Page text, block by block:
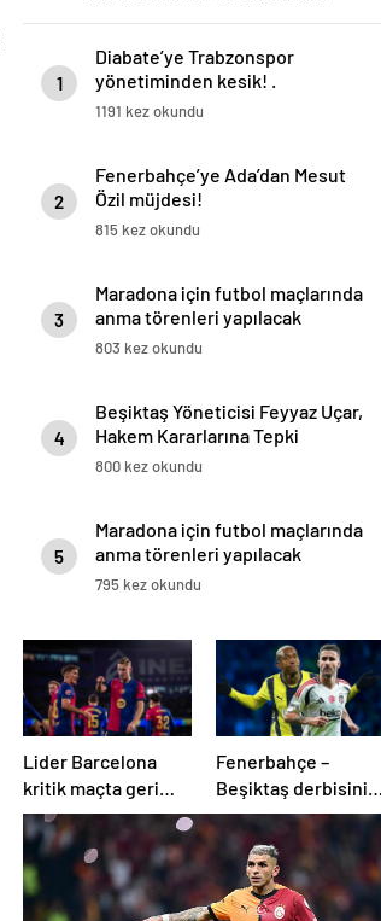
1
Diabate’ye Trabzonspor
yönetiminden kesik! .
1191 kez okundu
2
Fenerbahçe’ye Ada’dan Mesut
Özil müjdesi!
815 kez okundu
3
Maradona için futbol maçlarında
anma törenleri yapılacak
803 kez okundu
4
Beşiktaş Yöneticisi Feyyaz Uçar,
Hakem Kararlarına Tepki
Gösterdi
800 kez okundu
5
Maradona için futbol maçlarında
anma törenleri yapılacak
795 kez okundu
Lider Barcelona
kritik maçta geri
döndü
Fenerbahçe –
Beşiktaş derbisinin
en formda ayakları:
Anderson Talisca
ve Rafa Silva